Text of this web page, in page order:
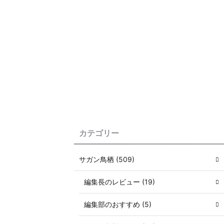
カテゴリー
サガン鳥栖 (509)
編集長のレビュー (19)
編集部のおすすめ (5)